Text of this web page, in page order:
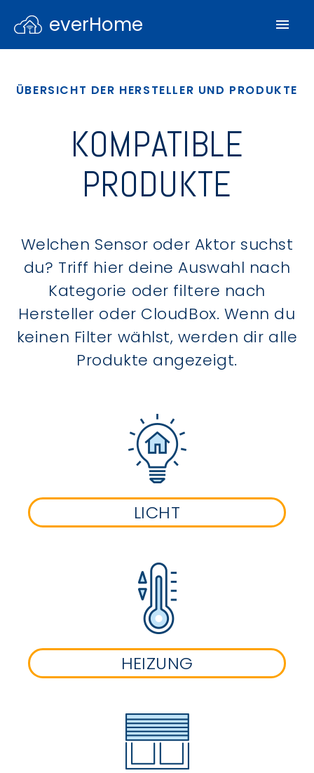
everHome
ÜBERSICHT DER HERSTELLER UND PRODUKTE
KOMPATIBLE
PRODUKTE
Welchen Sensor oder Aktor suchst
du? Triff hier deine Auswahl nach
Kategorie oder filtere nach
Hersteller oder CloudBox. Wenn du
keinen Filter wählst, werden dir alle
Produkte angezeigt.
LICHT
HEIZUNG